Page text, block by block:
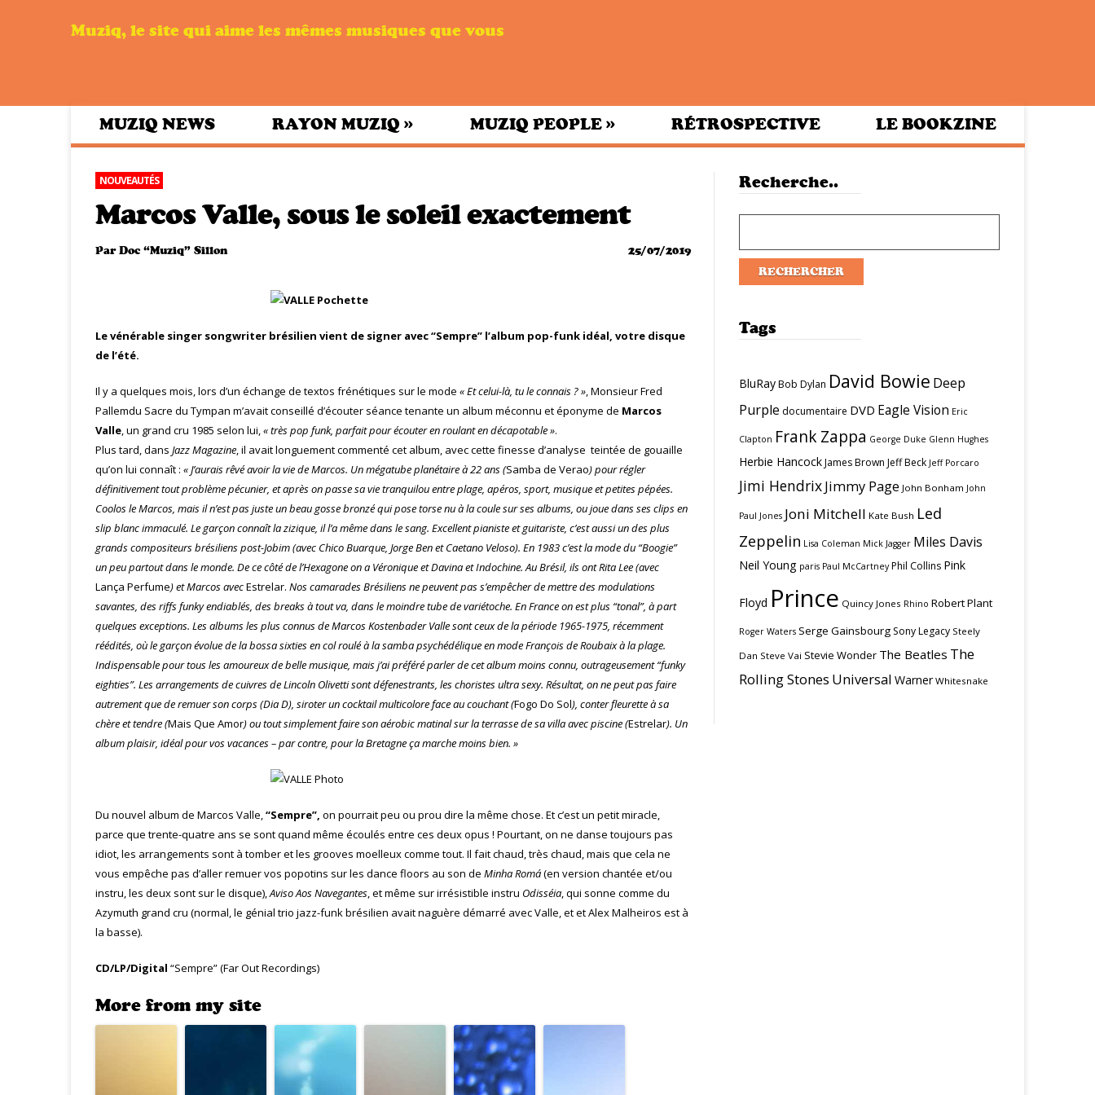
Muziq, le site qui aime les mêmes musiques que vous
MUZIQ NEWS RAYON MUZIQ » MUZIQ PEOPLE » RÉTROSPECTIVE LE BOOKZINE
NOUVEAUTÉS
Marcos Valle, sous le soleil exactement
ParDoc “Muziq” Sillon 25/07/2019
Le vénérable singer songwriter brésilien vient de signer avec “Sempre” l’album pop-funk idéal, votre disque
de l’été.
Il y a quelques mois, lors d’un échange de textos frénétiques sur le mode « Et celui-là, tu le connais ? », Monsieur Fred
Pallemdu Sacre du Tympan m’avait conseillé d’écouter séance tenante un album méconnu et éponyme de Marcos
Valle, un grand cru 1985 selon lui,« très pop funk, parfait pour écouter en roulant en décapotable ».
Plus tard, dans Jazz Magazine, il avait longuement commenté cet album, avec cette finesse d’analyse teintée de gouaille
qu’on lui connaît : « J’aurais rêvé avoir la vie de Marcos. Un mégatube planétaire à 22 ans (Samba de Verao) pour régler
définitivement tout problème pécunier, et après on passe sa vie tranquilou entre plage, apéros, sport, musique et petites pépées.
Coolos le Marcos, mais il n’est pas juste un beau gosse bronzé qui pose torse nu à la coule sur ses albums, ou joue dans ses clips en
slip blanc immaculé. Le garçon connaît la zizique, il l’a même dans le sang. Excellent pianiste et guitariste, c’est aussi un des plus
grands compositeurs brésiliens post-Jobim (avec Chico Buarque, Jorge Ben et Caetano Veloso). En 1983 c’est la mode du “Boogie”
un peu partout dans le monde. De ce côté de l’Hexagone on a Véronique et Davina et Indochine. Au Brésil, ils ont Rita Lee (avec
Lança Perfume) et Marcos avecEstrelar. Nos camarades Brésiliens ne peuvent pas s’empêcher de mettre des modulations
savantes, des riffs funky endiablés, des breaks à tout va, dans le moindre tube de variétoche. En France on est plus “tonal”, à part
quelques exceptions. Les albums les plus connus de Marcos Kostenbader Valle sont ceux de la période 1965-1975, récemment
réédités, où le garçon évolue de la bossa sixties en col roulé à la samba psychédélique en mode François de Roubaix à la plage.
Indispensable pour tous les amoureux de belle musique, mais j’ai préféré parler de cet album moins connu, outrageusement “funky
eighties”. Les arrangements de cuivres de Lincoln Olivetti sont défenestrants, les choristes ultra sexy. Résultat, on ne peut pas faire
autrement que de remuer son corps (Dia D), siroter un cocktail multicolore face au couchant (Fogo Do Sol), conter fleurette à sa
chère et tendre (Mais Que Amor) ou tout simplement faire son aérobic matinal sur la terrasse de sa villa avec piscine (Estrelar). Un
album plaisir, idéal pour vos vacances – par contre, pour la Bretagne ça marche moins bien. »
Du nouvel album de Marcos Valle,“Sempre”, on pourrait peu ou prou dire la même chose. Et c’est un petit miracle,
parce que trente-quatre ans se sont quand même écoulés entre ces deux opus ! Pourtant, on ne danse toujours pas
idiot, les arrangements sont à tomber et les grooves moelleux comme tout. Il fait chaud, très chaud, mais que cela ne
vous empêche pas d’aller remuer vos popotins sur les dance floors au son de Minha Romá(en version chantée et/ou
instru, les deux sont sur le disque),Aviso Aos Navegantes, et même sur irrésistible instru Odisséia, qui sonne comme du
Azymuth grand cru (normal, le génial trio jazz-funk brésilien avait naguère démarré avec Valle, et et Alex Malheiros est à
la basse).
CD/LP/Digital “Sempre” (Far Out Recordings)
More from my site
Recherche..
Tags
BluRay Bob Dylan David Bowie Deep
Purple documentaire DVD Eagle Vision Eric
Clapton Frank Zappa George Duke Glenn Hughes
Herbie Hancock James Brown Jeff Beck Jeff Porcaro
Jimi HendrixJimmy Page John Bonham John
Paul Jones Joni Mitchell Kate Bush Led
Zeppelin Lisa Coleman Mick Jagger Miles Davis
Neil Young paris Paul McCartney Phil Collins Pink
Floyd Prince Quincy Jones Rhino Robert Plant
Roger Waters Serge Gainsbourg Sony Legacy Steely
Dan Steve Vai Stevie Wonder The Beatles The
Rolling Stones Universal Warner Whitesnake